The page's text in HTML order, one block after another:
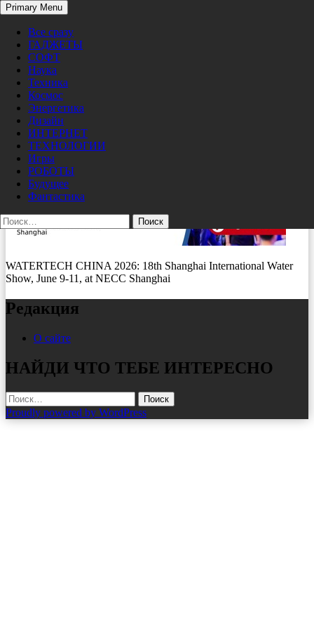
Skip
content
Pro/Hi-Tech
Search
Primary Menu
Все сразу
ГАДЖЕТЫ
СОФТ
Наука
Техника
Космос
Энергетика
Дизайн
ИНТЕРНЕТ
ТЕХНОЛОГИИ
Игры
РОБОТЫ
Будущее
Фантастика
Найти:
05/13/2026 400 × 237
два важнейших форума, приглашая к ранней предварительной
регистрации глобальных специалистов по водным ресурсам
WATERTECH CHINA 2026: 18th Shanghai International Water
Show, June 9-11, at NECC Shanghai
Редакция
О сайте
НАЙДИ ЧТО ТЕБЕ ИНТЕРЕСНО
Найти:
Proudly powered by WordPress